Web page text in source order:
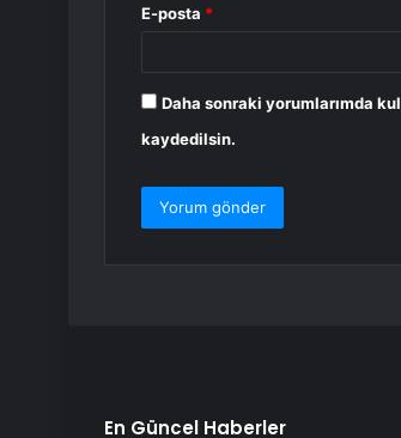
E-posta *
Daha sonraki yorumlarımda
kaydedilsin.
En Güncel Haberler